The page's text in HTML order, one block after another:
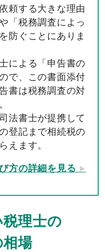
頼する大きな理由
「税務調査によっ
防ぐことにありま
による「申告書の
で、この書面添付
書は税務調査の対
法書士が提携して
登記まで相続税の
えます。
方の詳細を見る ▶︎
理士の
場